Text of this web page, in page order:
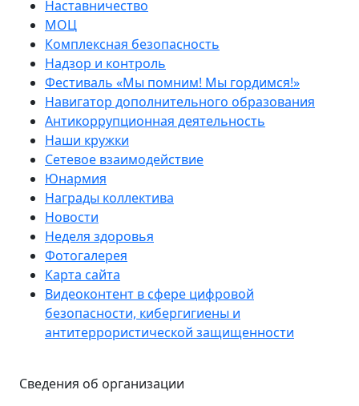
Наставничество
МОЦ
Комплексная безопасность
Надзор и контроль
Фестиваль «Мы помним! Мы гордимся!»
Навигатор дополнительного образования
Антикоррупционная деятельность
Наши кружки
Сетевое взаимодействие
Юнармия
Награды коллектива
Новости
Неделя здоровья
Фотогалерея
Карта сайта
Видеоконтент в сфере цифровой
безопасности, кибергигиены и
антитеррористической защищенности
Сведения об организации